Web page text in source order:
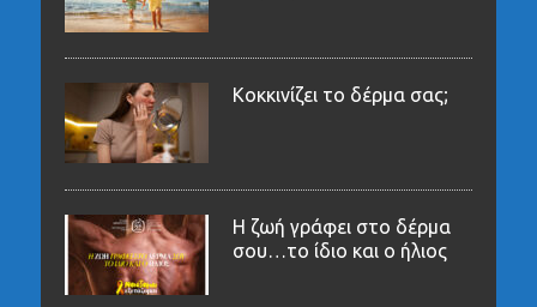
Κοκκινίζει το δέρμα σας;
Η ζωή γράφει στο δέρμα
σου…το ίδιο και ο ήλιος